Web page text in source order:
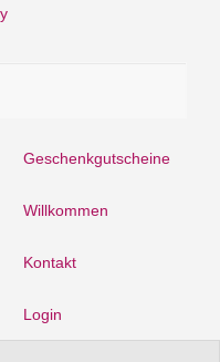
Geschenkgutscheine
Willkommen
Kontakt
Login